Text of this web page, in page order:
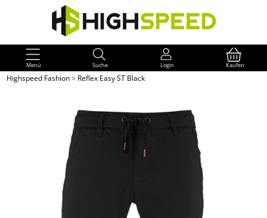
Menü Suche Login Kaufen
Highspeed Fashion> Reflex Easy ST Black